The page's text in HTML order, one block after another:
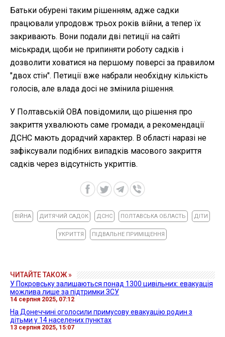
Батьки обурені таким рішенням, адже садки
працювали упродовж трьох років війни, а тепер їх
закривають. Вони подали дві петиції на сайті
міськради, щоби не припиняти роботу садків і
дозволити ховатися на першому поверсі за правилом
"двох стін". Петиції вже набрали необхідну кількість
голосів, але влада досі не змінила рішення.
У Полтавській ОВА повідомили, що рішення про
закриття ухвалюють саме громади, а рекомендації
ДСНС мають дорадчий характер. В області наразі не
зафіксували подібних випадків масового закриття
садків через відсутність укриттів.
ВІЙНА ДИТЯЧИЙ САДОК ДСНС ПОЛТАВСЬКА ОБЛАСТЬ ДІТИ
УКРИТТЯ ПІДВАЛЬНЕ ПРИМІЩЕННЯ
ЧИТАЙТЕ ТАКОЖ »
У Покровську залишаються понад 1300 цивільних: евакуація
можлива лише за підтримки ЗСУ
14 серпня 2025, 07:12
На Донеччині оголосили примусову евакуацію родин з
дітьми у 14 населених пунктах
13 серпня 2025, 15:07